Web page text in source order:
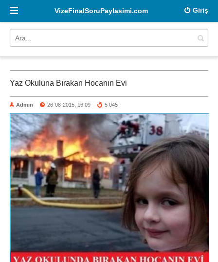
Giriş
VizeFinalSoruPaylasimi.com
Yaz Okuluna Bırakan Hocanın Evi
Admin 26-08-2015, 16:09 5 045